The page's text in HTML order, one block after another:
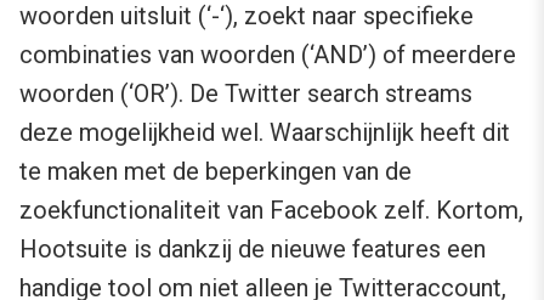
woorden uitsluit (‘-‘), zoekt naar specifieke
combinaties van woorden (‘AND’) of meerdere
woorden (‘OR’). De Twitter search streams
deze mogelijkheid wel. Waarschijnlijk heeft dit
te maken met de beperkingen van de
zoekfunctionaliteit van Facebook zelf. Kortom,
Hootsuite is dankzij de nieuwe features een
handige tool om niet alleen je Twitteraccount,